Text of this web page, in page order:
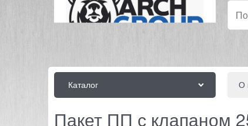
Каталог О
Пакет ПП с клапаном